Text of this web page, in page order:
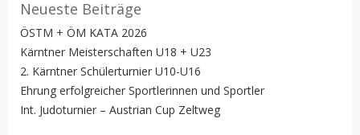
Neueste Beiträge
ÖSTM + ÖM KATA 2026
Kärntner Meisterschaften U18 + U23
2. Kärntner Schülerturnier U10-U16
Ehrung erfolgreicher Sportlerinnen und Sportler
Int. Judoturnier – Austrian Cup Zeltweg